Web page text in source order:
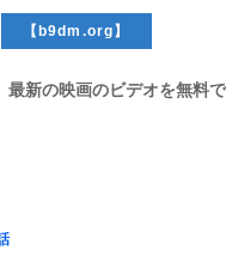
【b9dm.org】
最新の映画のビデオを無料